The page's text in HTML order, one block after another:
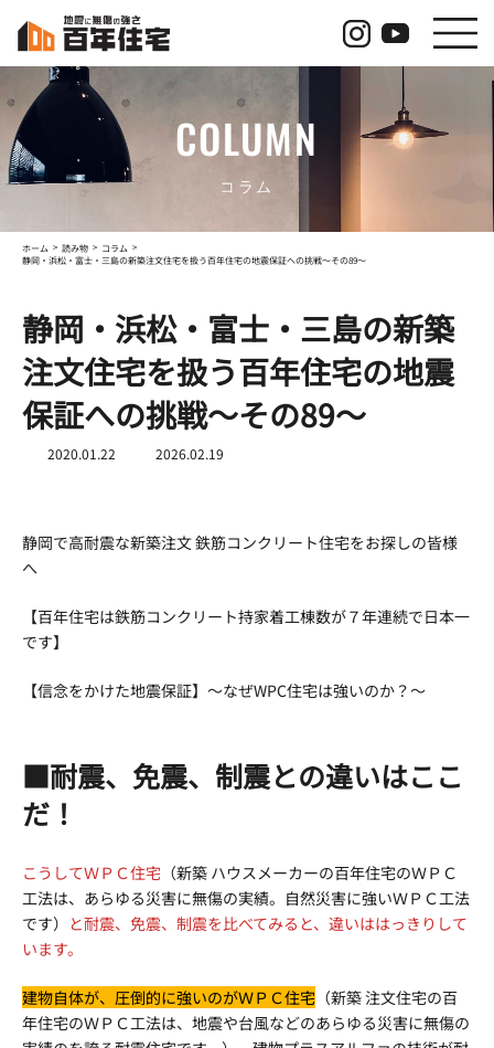
ツ
ス
キ
ッ
シ
ン
に
移
COLUMN
コラム
ホーム 読み物
コラム
静岡・浜松・富士・三島の新築注文住宅を扱う百年住宅の地震保証への挑戦～その89～
静岡・浜松・富士・三島の新築
注文住宅を扱う百年住宅の地震
保証への挑戦～その89～
2020.01.22
最
日
時
2026.02.19
静岡で高耐震な新築注文 鉄筋コンクリート住宅をお探しの皆様
へ
【百年住宅は鉄筋コンクリート持家着工棟数が７年連続で日本一
です】
【信念をかけた地震保証】～なぜWPC住宅は強いのか？～
■耐震、免震、制震との違いはここ
だ！
こうしてＷＰＣ住宅 （新築 ハウスメーカーの百年住宅のＷＰＣ
工法は、あらゆる災害に無傷の実績。自然災害に強いＷＰＣ工法
です） と耐震、免震、制震を比べてみると、違いははっきりして
います。
建物自体が、圧倒的に強いのがＷＰＣ住宅 （新築 注文住宅の百
年住宅のＷＰＣ工法は、地震や台風などのあらゆる災害に無傷の